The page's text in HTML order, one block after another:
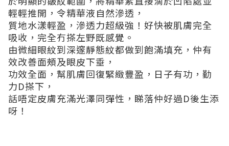
輕輕推開，令精華液自然滲透，
質地水漾輕盈，滲透力超級強！好快被肌膚完全
吸收，完全冇搽左野既感覺。
由微細眼紋到深邃靜態紋都做到飽滿填充，仲有
效改善面頰及眼皮下垂，
功效全面，幫肌膚回復緊緻豐盈，日子有功，勤
力D搽下，
話唔定皮膚充滿光澤同彈性，睇落仲好過D後生添
呀！